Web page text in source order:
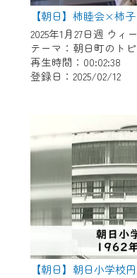
【朝日】柿睦会×柿
2025年1月27日週 ウ
テーマ：朝日町のト
再生時間：00:02:38
登録日：2025/02/12
【朝日】朝日小学校